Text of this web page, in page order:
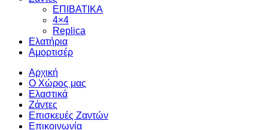
ΕΠΙΒΑΤΙΚΑ
4×4
Replica
Ελατήρια
Αμορτισέρ
Αρχική
Ο Χώρος μας
Ελαστικά
Ζάντες
Επισκευές Ζαντών
Επικοινωνία